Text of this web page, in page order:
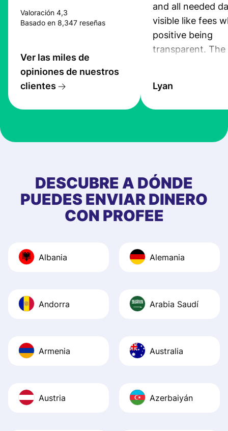
Valoración 4,3
Basado en 8,347 reseñas
Ver las miles de
opiniones de nuestros
clientes
and all needed
visible like fees
positive being
transparent. The
the exchange
at Profee is very
first started
app, and they
quick to provide
and helpful
Recommend it!
Lyan
DESCUBRE A DÓNDE
PUEDES ENVIAR DINERO
CON PROFEE
Albania Alemania
Andorra Arabia Saudí
Armenia Australia
Austria Azerbaiyán